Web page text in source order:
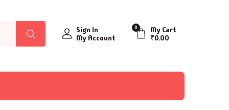
Sign In
My Account
0
My Cart
₹0.00